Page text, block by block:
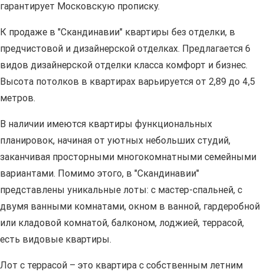
гарантирует Московскую прописку.
К продаже в "Скандинавии" квартиры без отделки, в
предчистовой и дизайнерской отделках. Предлагается 6
видов дизайнерской отделки класса комфорт и бизнес.
Высота потолков в квартирах варьируется от 2,89 до 4,5
метров.
В наличии имеются квартиры функциональных
планировок, начиная от уютных небольших студий,
заканчивая просторными многокомнатными семейными
вариантами. Помимо этого, в "Скандинавии"
представлены уникальные лоты: с мастер-спальней, с
двумя ванными комнатами, окном в ванной, гардеробной
или кладовой комнатой, балконом, лоджией, террасой,
есть видовые квартиры.
Лот с террасой – это квартира с собственным летним